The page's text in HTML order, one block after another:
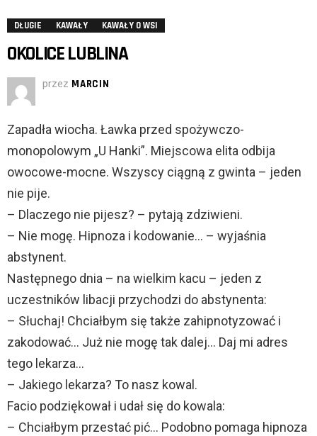
DŁUGIE KAWAŁY KAWAŁY O WSI
OKOLICE LUBLINA
przez MARCIN
Zapadła wiocha. Ławka przed spożywczo-
monopolowym „U Hanki”. Miejscowa elita odbija
owocowe-mocne. Wszyscy ciągną z gwinta – jeden
nie pije.
– Dlaczego nie pijesz? – pytają zdziwieni.
– Nie mogę. Hipnoza i kodowanie… – wyjaśnia
abstynent.
Następnego dnia – na wielkim kacu – jeden z
uczestników libacji przychodzi do abstynenta:
– Słuchaj! Chciałbym się także zahipnotyzować i
zakodować… Już nie mogę tak dalej… Daj mi adres
tego lekarza…
– Jakiego lekarza? To nasz kowal.
Facio podziękował i udał się do kowala:
– Chciałbym przestać pić… Podobno pomaga hipnoza